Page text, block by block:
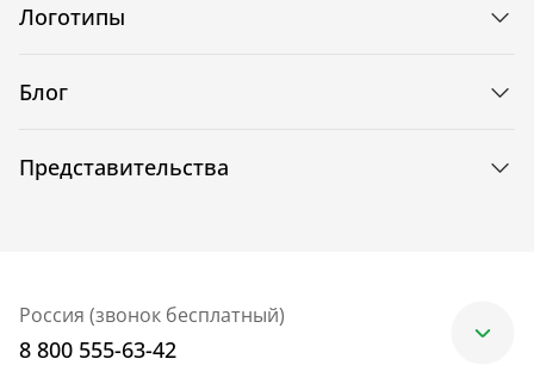
Логотипы
Блог
Представительства
Россия (звонок бесплатный)
8 800 555-63-42